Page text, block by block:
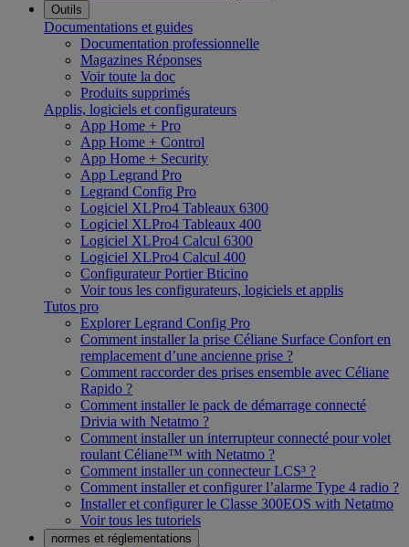
Outils
Documentations et guides
Documentation professionnelle
Magazines Réponses
Voir toute la doc
Produits supprimés
Applis, logiciels et configurateurs
App Home + Pro
App Home + Control
App Home + Security
App Legrand Pro
Legrand Config Pro
Logiciel XLPro4 Tableaux 6300
Logiciel XLPro4 Tableaux 400
Logiciel XLPro4 Calcul 6300
Logiciel XLPro4 Calcul 400
Configurateur Portier Bticino
Voir tous les configurateurs, logiciels et applis
Tutos pro
Explorer Legrand Config Pro
Comment installer la prise Céliane Surface Confort en
remplacement d’une ancienne prise ?
Comment raccorder des prises ensemble avec Céliane
Rapido ?
Comment installer le pack de démarrage connecté
Drivia with Netatmo ?
Comment installer un interrupteur connecté pour volet
roulant Céliane™ with Netatmo ?
Comment installer un connecteur LCS³ ?
Comment installer et configurer l’alarme Type 4 radio ?
Installer et configurer le Classe 300EOS with Netatmo
Voir tous les tutoriels
normes et réglementations